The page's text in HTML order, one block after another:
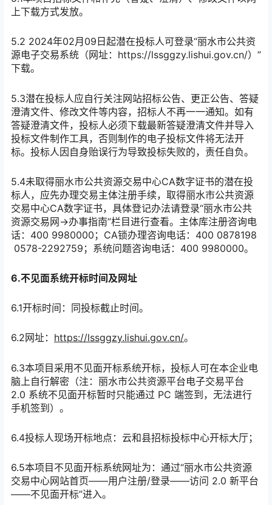
上下载方式发放。
5.2 2024年02月 09 日起潜在投标人可登录“丽水市公共资
源电子交易系统（网址：https://lssggzy.lishui.gov.cn/）”
下载。
5.3潜在投标人应自行关注网站招标公告、更正公告、答疑
澄清文件、修改文件等内容，招标人不再一一通知。如有
答疑澄清文件，投标人必须下载最新答疑澄清文件并导入
投标文件制作工具，否则制作的电子投标文件将无法开
标。投标人因自身贻误行为导致投标失败的，责任自负。
5.4未取得丽水市公共资源交易中心CA数字证书的潜在投
标人，应先办理交易主体注册手续，取得丽水市公共资源
交易中心CA数字证书，具体登记办法请登录“丽水市公共
资源交易网→办事指南”栏目进行查看。主体库注册咨询电
话：400 9980000；CA锁办理咨询电话：400 0878198
0578-2292759；系统问题咨询电话：400 9980000。
6.不见面系统开标时间及网址
6.1开标时间：同投标截止时间。
6.2网址： https://lssggzy.lishui.gov.cn/。
6.3本项目采用不见面开标系统开标，投标人可在本企业电
脑上自行解密（注：丽水市公共资源平台电子交易平台
2.0 系统不见面开标暂时只能通过 PC 端签到，无法进行
手机签到）。
6.4投标人现场开标地点：云和县招标投标中心开标大厅；
6.5本项目不见面开标系统网址为：通过“丽水市公共资源
交易中心网站首页——用户注册/登录——访问 2.0 新平台
——不见面开标”进入。